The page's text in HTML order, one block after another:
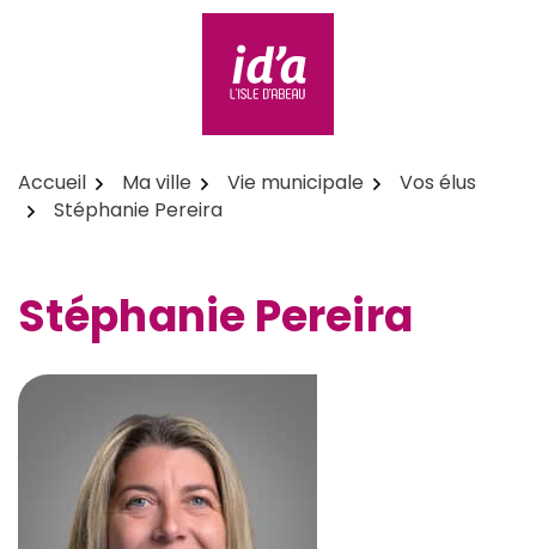
id'a L'Isle d'Abeau
Accueil Ma ville Vie municipale
Vos élus
Stéphanie Pereira
Stéphanie Pereira